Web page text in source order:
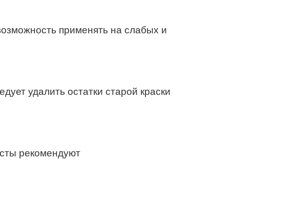
применять на слабых и
удалить остатки старой краски
рекомендуют